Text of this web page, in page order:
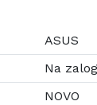
ASUS
Na
NOVO